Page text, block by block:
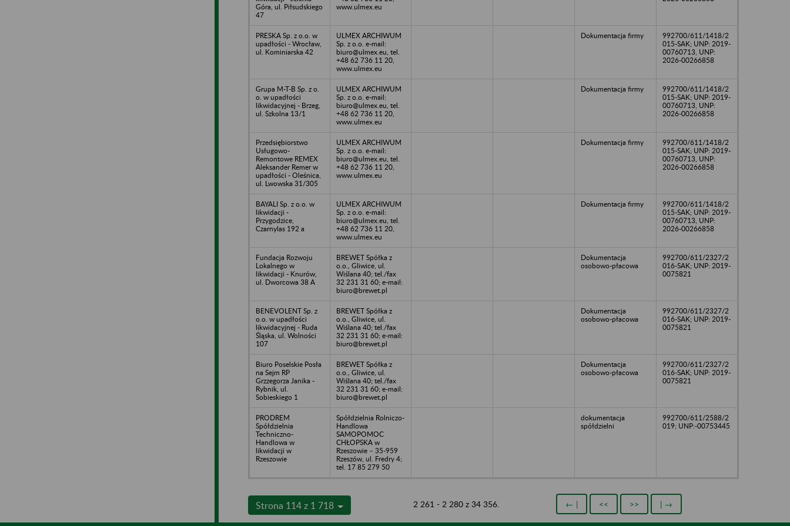
Góra, ul. Piłsudskiego
47
www.ulmex.eu
PRESKA Sp. z o.o. w
upadłości - Wrocław,
ul. Kominiarska 42
ULMEX ARCHIWUM
Sp. z o.o. e-mail:
biuro@ulmex.eu, tel.
+48 62 736 11 20,
www.ulmex.eu
Dokumentacja firmy
992700/611/1418/2
015-SAK; UNP: 2019-
00760713, UNP:
2026-00266858
Grupa M-T-B Sp. z o.
o. w upadłości
likwidacyjnej - Brzeg,
ul. Szkolna 13/1
ULMEX ARCHIWUM
Sp. z o.o. e-mail:
biuro@ulmex.eu, tel.
+48 62 736 11 20,
www.ulmex.eu
Dokumentacja firmy
992700/611/1418/2
015-SAK; UNP: 2019-
00760713, UNP:
2026-00266858
Przedsiębiorstwo
Usługowo-
Remontowe REMEX
Aleksander Remer w
upadłości - Oleśnica,
ul. Lwowska 31/305
ULMEX ARCHIWUM
Sp. z o.o. e-mail:
biuro@ulmex.eu, tel.
+48 62 736 11 20,
www.ulmex.eu
Dokumentacja firmy
992700/611/1418/2
015-SAK; UNP: 2019-
00760713, UNP:
2026-00266858
BAYALI Sp. z o.o. w
likwidacji -
Przygodzice,
Czarnylas 192 a
ULMEX ARCHIWUM
Sp. z o.o. e-mail:
biuro@ulmex.eu, tel.
+48 62 736 11 20,
www.ulmex.eu
Dokumentacja firmy
992700/611/1418/2
015-SAK; UNP: 2019-
00760713, UNP:
2026-00266858
Fundacja Rozwoju
Lokalnego w
likwidacji - Knurów,
ul. Dworcowa 38 A
BREWET Spółka z
o.o., Gliwice, ul.
Wiślana 40; tel./fax
32 231 31 60; e-mail:
biuro@brewet.pl
Dokumentacja
osobowo-płacowa
992700/611/2327/2
016-SAK; UNP: 2019-
0075821
BENEVOLENT Sp. z
o.o. w upadłości
likwidacyjnej - Ruda
Śląska, ul. Wolności
107
BREWET Spółka z
o.o., Gliwice, ul.
Wiślana 40; tel./fax
32 231 31 60; e-mail:
biuro@brewet.pl
Dokumentacja
osobowo-płacowa
992700/611/2327/2
016-SAK; UNP: 2019-
0075821
Biuro Poselskie Posła
na Sejm RP
Grzzegorza Janika -
Rybnik, ul.
Sobieskiego 1
BREWET Spółka z
o.o., Gliwice, ul.
Wiślana 40; tel./fax
32 231 31 60; e-mail:
biuro@brewet.pl
Dokumentacja
osobowo-płacowa
992700/611/2327/2
016-SAK; UNP: 2019-
0075821
PRODREM
Spółdzielnia
Techniczno-
Handlowa w
likwidacji w
Rzeszowie
Spółdzielnia Rolniczo-
Handlowa
SAMOPOMOC
CHŁOPSKA w
Rzeszowie – 35-959
Rzeszów, ul. Fredry 4;
tel. 17 85 279 50
dokumentacja
spółdzielni
992700/611/2588/2
019; UNP:-00753445
Strona 114 z 1 718 2 261 - 2 280 z 34 356. ← | << >> | →